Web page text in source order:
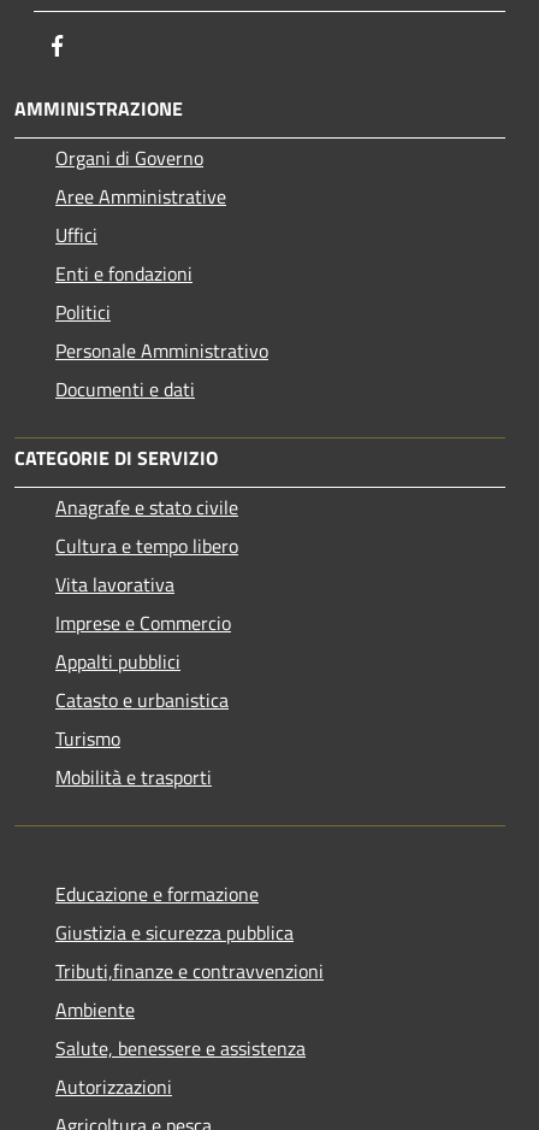
AMMINISTRAZIONE
Organi di Governo
Aree Amministrative
Uffici
Enti e fondazioni
Politici
Personale Amministrativo
Documenti e dati
CATEGORIE DI SERVIZIO
Anagrafe e stato civile
Cultura e tempo libero
Vita lavorativa
Imprese e Commercio
Appalti pubblici
Catasto e urbanistica
Turismo
Mobilità e trasporti
Educazione e formazione
Giustizia e sicurezza pubblica
Tributi,finanze e contravvenzioni
Ambiente
Salute, benessere e assistenza
Autorizzazioni